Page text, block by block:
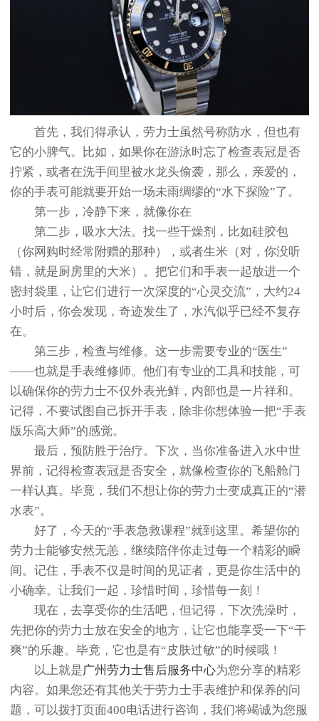
首先，我们得承认，劳力士虽然号称防水，但也有
它的小脾气。比如，如果你在游泳时忘了检查表冠是否
拧紧，或者在洗手间里被水龙头偷袭，那么，亲爱的，
你的手表可能就要开始一场未雨绸缪的“水下探险”了。
第一步，冷静下来，就像你在
第二步，吸水大法。找一些干燥剂，比如硅胶包
（你网购时经常附赠的那种），或者生米（对，你没听
错，就是厨房里的大米）。把它们和手表一起放进一个
密封袋里，让它们进行一次深度的“心灵交流”，大约24
小时后，你会发现，奇迹发生了，水汽似乎已经不复存
在。
第三步，检查与维修。这一步需要专业的“医生”
——也就是手表维修师。他们有专业的工具和技能，可
以确保你的劳力士不仅外表光鲜，内部也是一片祥和。
记得，不要试图自己拆开手表，除非你想体验一把“手表
版乐高大师”的感觉。
最后，预防胜于治疗。下次，当你准备进入水中世
界前，记得检查表冠是否安全，就像检查你的飞船舱门
一样认真。毕竟，我们不想让你的劳力士变成真正的“潜
水表”。
好了，今天的“手表急救课程”就到这里。希望你的
劳力士能够安然无恙，继续陪伴你走过每一个精彩的瞬
间。记住，手表不仅是时间的见证者，更是你生活中的
小确幸。让我们一起，珍惜时间，珍惜每一刻！
现在，去享受你的生活吧，但记得，下次洗澡时，
先把你的劳力士放在安全的地方，让它也能享受一下“干
爽”的乐趣。毕竟，它也是有“皮肤过敏”的时候哦！
以上就是广州劳力士售后服务中心为您分享的精彩
内容。如果您还有其他关于劳力士手表维护和保养的问
题，可以拨打页面400电话进行咨询，我们将竭诚为您服